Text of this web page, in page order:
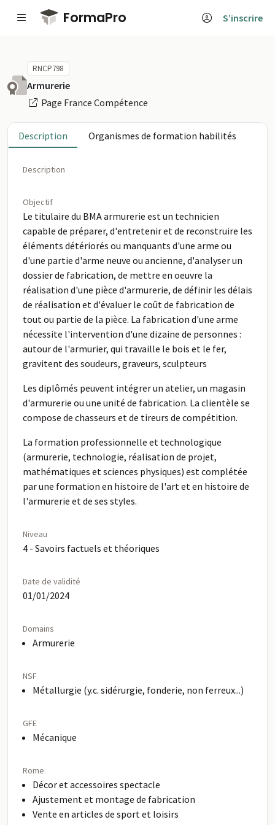
Passer au contenu principal
FormaPro S’inscrire
RNCP798
Armurerie
Page France Compétence
Description Organismes de formation habilités
Description
Objectif
Le titulaire du BMA armurerie est un technicien
capable de préparer, d'entretenir et de reconstruire les
éléments détériorés ou manquants d'une arme ou
d'une partie d'arme neuve ou ancienne, d'analyser un
dossier de fabrication, de mettre en oeuvre la
réalisation d'une pièce d'armurerie, de définir les délais
de réalisation et d'évaluer le coût de fabrication de
tout ou partie de la pièce. La fabrication d'une arme
nécessite l'intervention d'une dizaine de personnes :
autour de l'armurier, qui travaille le bois et le fer,
gravitent des soudeurs, graveurs, sculpteurs
Les diplômés peuvent intégrer un atelier, un magasin
d'armurerie ou une unité de fabrication. La clientèle se
compose de chasseurs et de tireurs de compétition.
La formation professionnelle et technologique
(armurerie, technologie, réalisation de projet,
mathématiques et sciences physiques) est complétée
par une formation en histoire de l'art et en histoire de
l'armurerie et de ses styles.
Niveau
4 - Savoirs factuels et théoriques
Date de validité
01/01/2024
Domains
Armurerie
NSF
Métallurgie (y.c. sidérurgie, fonderie, non ferreux...)
GFE
Mécanique
Rome
Décor et accessoires spectacle
Ajustement et montage de fabrication
Vente en articles de sport et loisirs